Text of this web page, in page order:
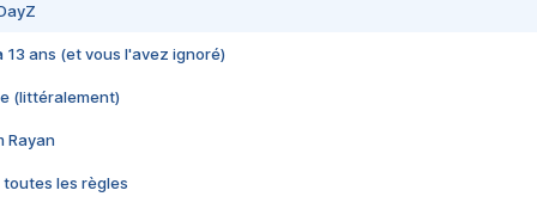
13 ans (et vous l'avez ignoré)
(littéralement)
Rayan
toutes les règles